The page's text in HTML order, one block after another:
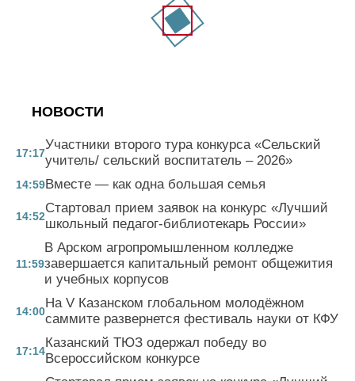
НОВОСТИ
17:17
Участники второго тура конкурса «Сельский
учитель/ сельский воспитатель – 2026»
14:59Вместе — как одна большая семья
14:52
Стартовал прием заявок на конкурс «Лучший
школьный педагог-библиотекарь России»
11:59
В Арском агропромышленном колледже
завершается капитальный ремонт общежития
и учебных корпусов
14:00
На V Казанском глобальном молодёжном
саммите развернется фестиваль науки от КФУ
17:14
Казанский ТЮЗ одержал победу во
Всероссийском конкурсе